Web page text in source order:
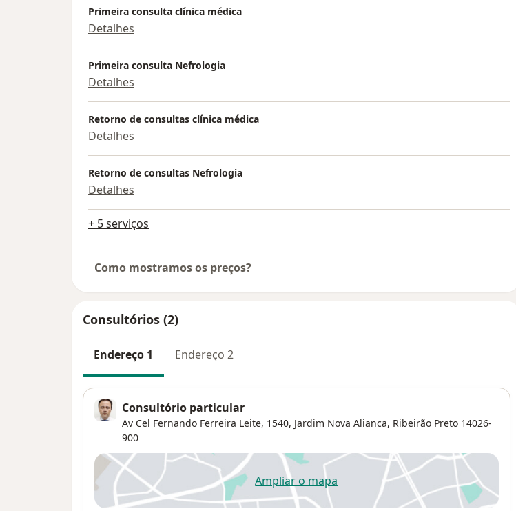
Primeira consulta clínica médica
Detalhes
Primeira consulta Nefrologia
Detalhes
Retorno de consultas clínica médica
Detalhes
Retorno de consultas Nefrologia
Detalhes
+ 5 serviços
Como mostramos os preços?
Consultórios (2)
Endereço 1 Endereço 2
Consultório particular
Av Cel Fernando Ferreira Leite, 1540, Jardim Nova Alianca, Ribeirão Preto 14026-
900
Ampliar o mapaabre num novo separador